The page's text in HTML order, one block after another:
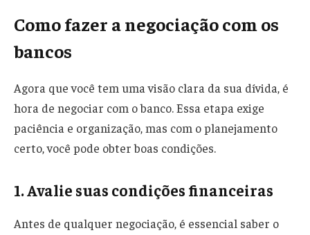
Como fazer a negociação com os
bancos
Agora que você tem uma visão clara da sua dívida, é
hora de negociar com o banco. Essa etapa exige
paciência e organização, mas com o planejamento
certo, você pode obter boas condições.
1. Avalie suas condições financeiras
Antes de qualquer negociação, é essencial saber o